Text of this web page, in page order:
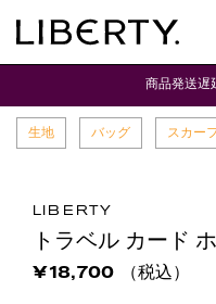
商品発送遅
生地 バッグ スカー
LIBERTY
トラベル カード
¥18,700
（税込）